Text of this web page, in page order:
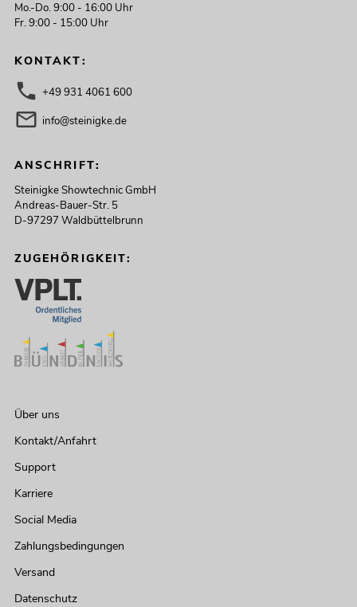
Mo.-Do. 9:00 - 16:00 Uhr
Fr. 9:00 - 15:00 Uhr
KONTAKT:
+49 931 4061 600
info@steinigke.de
ANSCHRIFT:
Steinigke Showtechnic GmbH
Andreas-Bauer-Str. 5
D-97297 Waldbüttelbrunn
ZUGEHÖRIGKEIT:
Über uns
Kontakt/Anfahrt
Support
Karriere
Social Media
Zahlungsbedingungen
Versand
Datenschutz